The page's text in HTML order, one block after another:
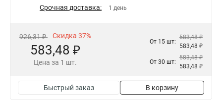
Срочная доставка: 1 день
926,31 ₽ Скидка 37%
583,48 ₽
Цена за 1 шт.
От 15 шт:
583,48 ₽
583,48 ₽
От 30 шт:
583,48 ₽
583,48 ₽
Быстрый заказ В корзину